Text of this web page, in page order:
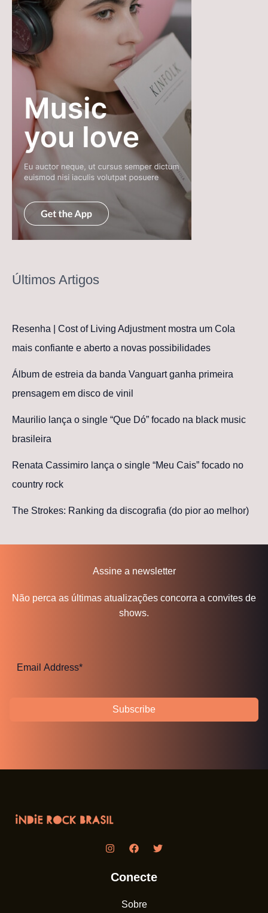
Últimos Artigos
Resenha | Cost of Living Adjustment mostra um Cola
mais confiante e aberto a novas possibilidades
Álbum de estreia da banda Vanguart ganha primeira
prensagem em disco de vinil
Maurilio lança o single “Que Dó” focado na black music
brasileira
Renata Cassimiro lança o single “Meu Cais” focado no
country rock
The Strokes: Ranking da discografia (do pior ao melhor)
Assine a newsletter
Não perca as últimas atualizações concorra a convites de
shows.
Subscribe
Conecte
Sobre